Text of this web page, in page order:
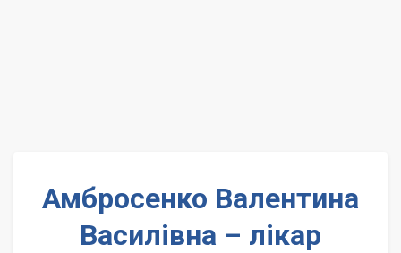
Амбросенко Валентина
Василівна – лікар